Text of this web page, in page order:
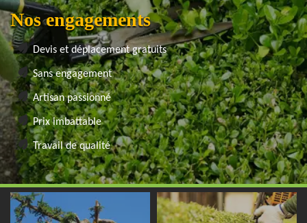
Nos engagements
Devis et déplacement gratuits
Sans engagement
Artisan passionné
Prix imbattable
Travail de qualité